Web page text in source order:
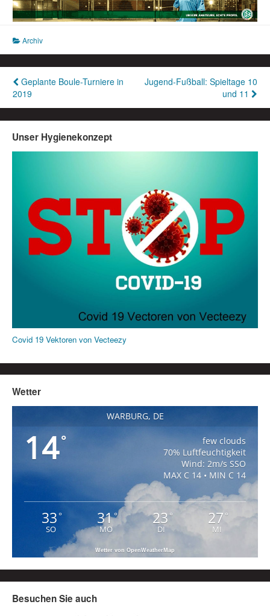
Archiv
Beitragsnavigation
Geplante Boule-Turniere in
2019
Jugend-Fußball: Spieltage 10
und 11
Unser Hygienekonzept
Covid 19 Vektoren von Vecteezy
Wetter
WARBURG, DE
14°
few clouds
70% Luftfeuchtigkeit
Wind: 2m/s SSO
MAX C 14 • MIN C 14
33°
SO
31°
MO
23°
DI
27 °
MI
Wetter von OpenWeatherMap
Besuchen Sie auch